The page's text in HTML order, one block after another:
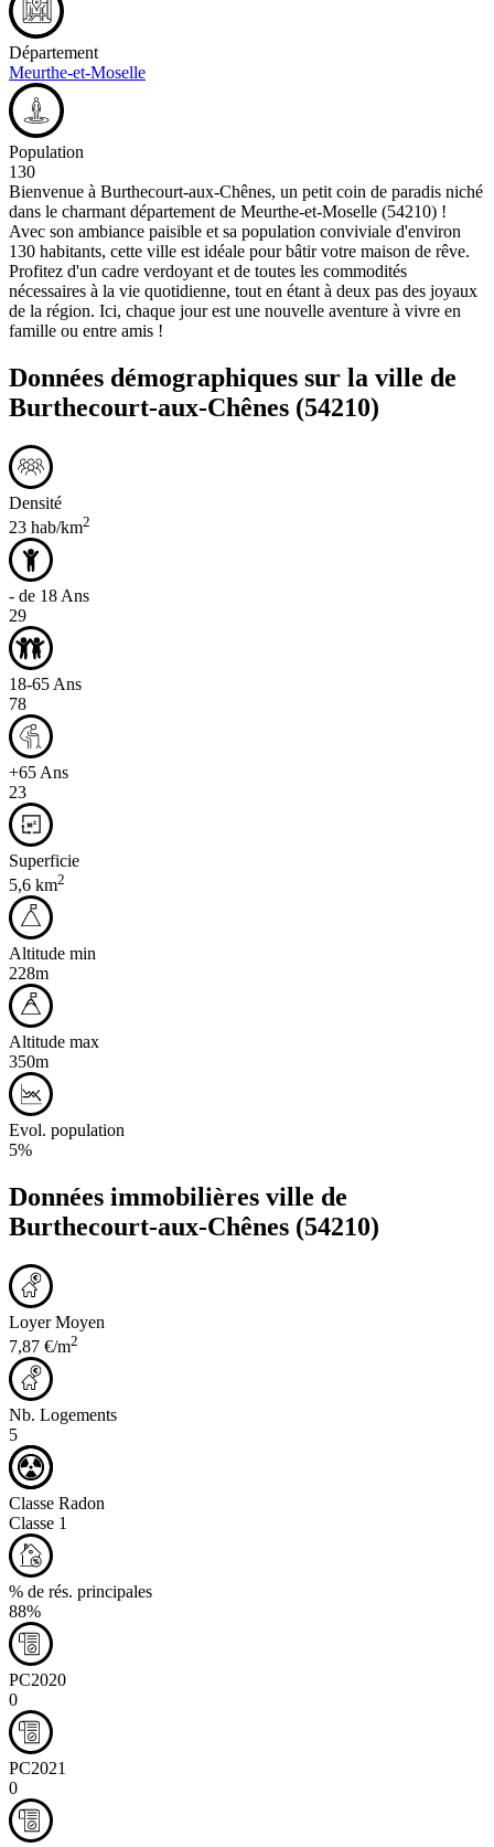
Département
Meurthe-et-Moselle
Population
130
Bienvenue à Burthecourt-aux-Chênes, un petit coin de paradis niché
dans le charmant département de Meurthe-et-Moselle (54210) !
Avec son ambiance paisible et sa population conviviale d'environ
130 habitants, cette ville est idéale pour bâtir votre maison de rêve.
Profitez d'un cadre verdoyant et de toutes les commodités
nécessaires à la vie quotidienne, tout en étant à deux pas des joyaux
de la région. Ici, chaque jour est une nouvelle aventure à vivre en
famille ou entre amis !
Données démographiques sur la ville de
Burthecourt-aux-Chênes (54210)
Densité
23 hab/km2
- de 18 Ans
29
18-65 Ans
78
+65 Ans
23
Superficie
5,6 km2
Altitude min
228m
Altitude max
350m
Evol. population
5%
Données immobilières ville de
Burthecourt-aux-Chênes (54210)
Loyer Moyen
7,87 €/m2
Nb. Logements
5
Classe Radon
Classe 1
% de rés. principales
88%
PC2020
0
PC2021
0